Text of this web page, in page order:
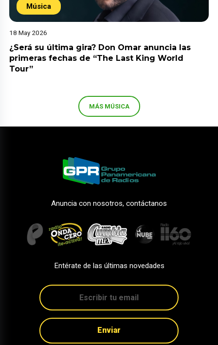
Música
18 May 2026
¿Será su última gira? Don Omar anuncia las
primeras fechas de “The Last King World
Tour”
MÁS MÚSICA
Anuncia con nosotros, contáctanos
Entérate de las últimas novedades
Enviar